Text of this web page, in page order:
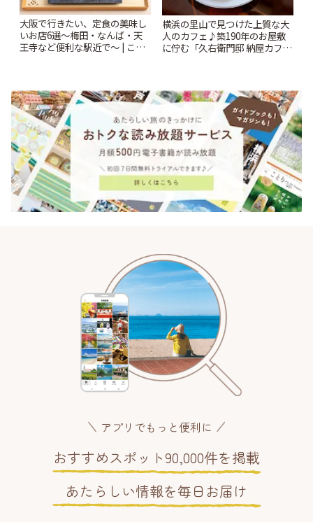
大阪で行きたい、定食の美味し
いお店6選〜梅田・なんば・天
王寺など便利な駅近で〜 | こと
横浜の里山で見つけた上質な大
人のカフェ♪築190年のお屋敷
に佇む「久右衛門邸 納屋カフ
アプリでもっと便利に
おすすめスポット90,000件を掲載
あたらしい情報を毎日お届け